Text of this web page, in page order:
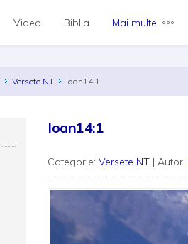
Video Biblia Mai multe
Versete NT Ioan14:1
Ioan14:1
Categorie:Versete NT | Autor: